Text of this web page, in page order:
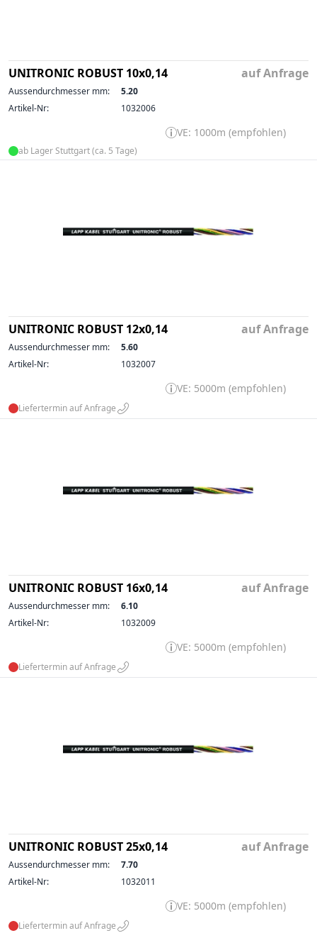
UNITRONIC ROBUST 10x0,14 auf Anfrage
Aussendurchmesser mm:
5.20
Artikel-Nr:
1032006
VE: 1000m (empfohlen)
ab Lager Stuttgart (ca. 5 Tage)
UNITRONIC ROBUST 12x0,14 auf Anfrage
Aussendurchmesser mm:
5.60
Artikel-Nr:
1032007
VE: 5000m (empfohlen)
Liefertermin auf Anfrage
UNITRONIC ROBUST 16x0,14 auf Anfrage
Aussendurchmesser mm:
6.10
Artikel-Nr:
1032009
VE: 5000m (empfohlen)
Liefertermin auf Anfrage
UNITRONIC ROBUST 25x0,14 auf Anfrage
Aussendurchmesser mm:
7.70
Artikel-Nr:
1032011
VE: 5000m (empfohlen)
Liefertermin auf Anfrage